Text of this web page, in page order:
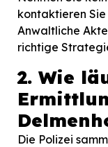
kontaktieren
Anwaltliche
richtige
2. Wie
Die Polizei